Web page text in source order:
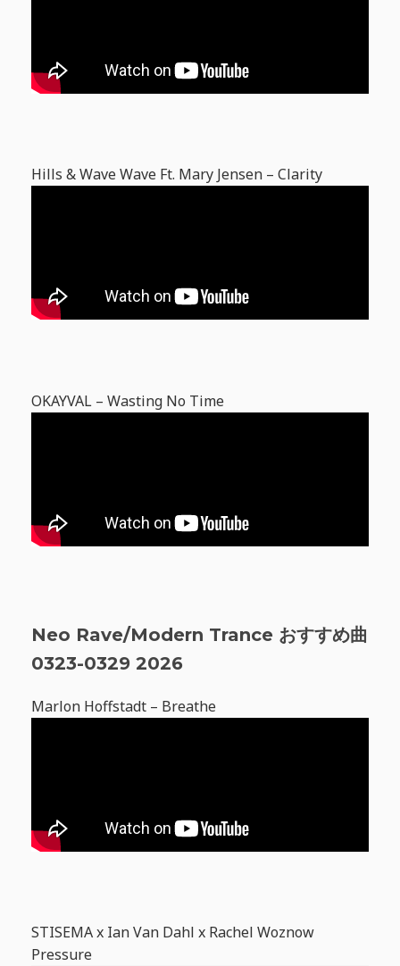
Hills & Wave Wave Ft. Mary Jensen – Clarity
OKAYVAL – Wasting No Time
Neo Rave/Modern Trance おすすめ曲
0323-0329 2026
Marlon Hoffstadt – Breathe
STISEMA x Ian Van Dahl x Rachel Woznow
Pressure